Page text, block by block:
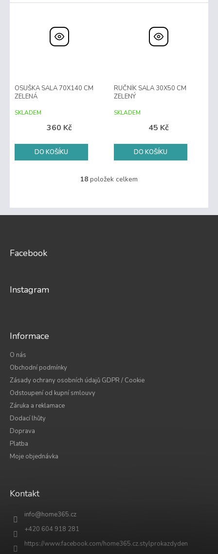
OSUŠKA SALA 70X140 CM
ZELENÁ
SKLADEM
360 Kč
DO KOŠÍKU
RUČNÍK SALA 30X50 CM
ZELENÝ
SKLADEM
45 Kč
DO KOŠÍKU
O
á
18 položek celkem
Z
Facebook
Instagram
Informace
O nás
Obchodní podmínky
Zásady ochrany osobních údajů GDPR / Cookie
Odstoupení od kupní smlouvy
Záruka a reklamace
Dodací lhůty
Doprava
Platba
Moje objednávka
Kontakt
info@home365.cz
+420 604 918 281
https://www.facebook.com/home365.cz.stylprokazdyden